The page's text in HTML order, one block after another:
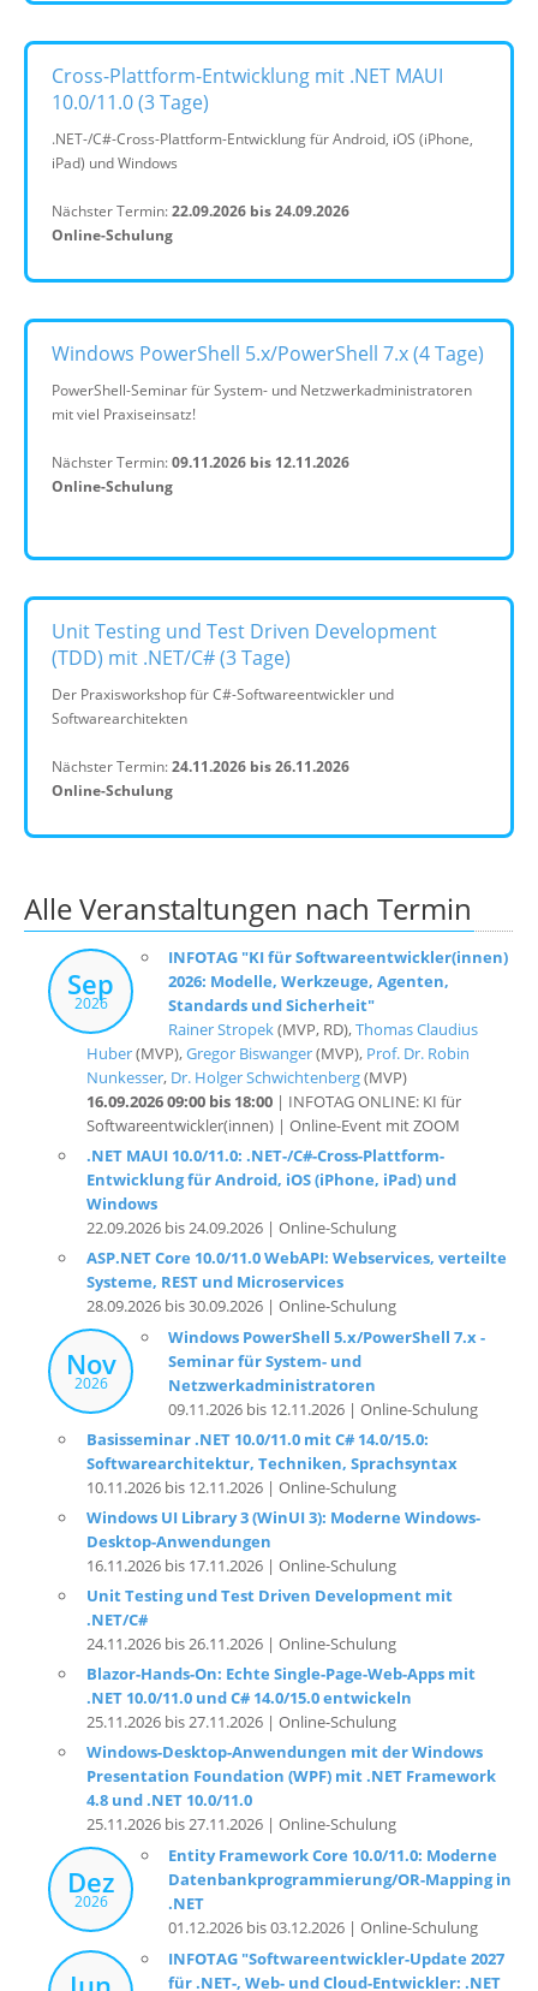
Cross-Plattform-Entwicklung mit .NET MAUI
10.0/11.0 (3 Tage)
.NET-/C#-Cross-Plattform-Entwicklung für Android, iOS (iPhone,
iPad) und Windows
Nächster Termin:22.09.2026 bis 24.09.2026
Online-Schulung
Windows PowerShell 5.x/PowerShell 7.x (4 Tage)
PowerShell-Seminar für System- und Netzwerkadministratoren
mit viel Praxiseinsatz!
Nächster Termin:09.11.2026 bis 12.11.2026
Online-Schulung
Unit Testing und Test Driven Development
(TDD) mit .NET/C# (3 Tage)
Der Praxisworkshop für C#-Softwareentwickler und
Softwarearchitekten
Nächster Termin:24.11.2026 bis 26.11.2026
Online-Schulung
Alle Veranstaltungen nach Termin
Sep
2026
INFOTAG "KI für Softwareentwickler(innen)
2026: Modelle, Werkzeuge, Agenten,
Standards und Sicherheit"
Rainer Stropek(MVP, RD),Thomas Claudius
Huber(MVP),Gregor Biswanger(MVP), Prof. Dr. Robin
Nunkesser, Dr. Holger Schwichtenberg(MVP)
16.09.2026 09:00 bis 18:00| INFOTAG ONLINE: KI für
Softwareentwickler(innen) | Online-Event mit ZOOM
.NET MAUI 10.0/11.0: .NET-/C#-Cross-Plattform-
Entwicklung für Android, iOS (iPhone, iPad) und
Windows
22.09.2026 bis 24.09.2026 | Online-Schulung
ASP.NET Core 10.0/11.0 WebAPI: Webservices, verteilte
Systeme, REST und Microservices
28.09.2026 bis 30.09.2026 | Online-Schulung
Nov
2026
Windows PowerShell 5.x/PowerShell 7.x -
Seminar für System- und
Netzwerkadministratoren
09.11.2026 bis 12.11.2026 | Online-Schulung
Basisseminar .NET 10.0/11.0 mit C# 14.0/15.0:
Softwarearchitektur, Techniken, Sprachsyntax
10.11.2026 bis 12.11.2026 | Online-Schulung
Windows UI Library 3 (WinUI 3): Moderne Windows-
Desktop-Anwendungen
16.11.2026 bis 17.11.2026 | Online-Schulung
Unit Testing und Test Driven Development mit
.NET/C#
24.11.2026 bis 26.11.2026 | Online-Schulung
Blazor-Hands-On: Echte Single-Page-Web-Apps mit
.NET 10.0/11.0 und C# 14.0/15.0 entwickeln
25.11.2026 bis 27.11.2026 | Online-Schulung
Windows-Desktop-Anwendungen mit der Windows
Presentation Foundation (WPF) mit .NET Framework
4.8 und .NET 10.0/11.0
25.11.2026 bis 27.11.2026 | Online-Schulung
Dez
2026
Entity Framework Core 10.0/11.0: Moderne
Datenbankprogrammierung/OR-Mapping in
.NET
01.12.2026 bis 03.12.2026 | Online-Schulung
INFOTAG "Softwareentwickler-Update 2027
für .NET-, Web- und Cloud-Entwickler: .NET